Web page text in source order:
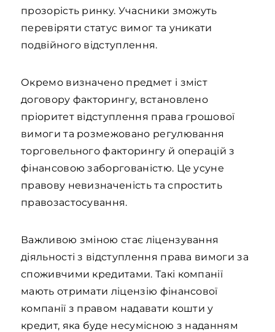
прозорість ринку. Учасники зможуть
перевіряти статус вимог та уникати
подвійного відступлення.
Окремо визначено предмет і зміст
договору факторингу, встановлено
пріоритет відступлення права грошової
вимоги та розмежовано регулювання
торговельного факторингу й операцій з
фінансовою заборгованістю. Це усуне
правову невизначеність та спростить
правозастосування.
Важливою зміною стає ліцензування
діяльності з відступлення права вимоги за
споживчими кредитами. Такі компанії
мають отримати ліцензію фінансової
компанії з правом надавати кошти у
кредит, яка буде несумісною з наданням